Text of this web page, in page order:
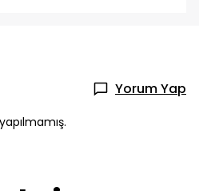
Yorum Yap